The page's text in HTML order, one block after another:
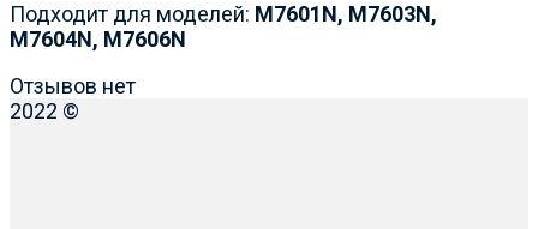
Подходит для моделей: M7601N, M7603N,
M7604N, M7606N
Отзывов нет
2022 ©